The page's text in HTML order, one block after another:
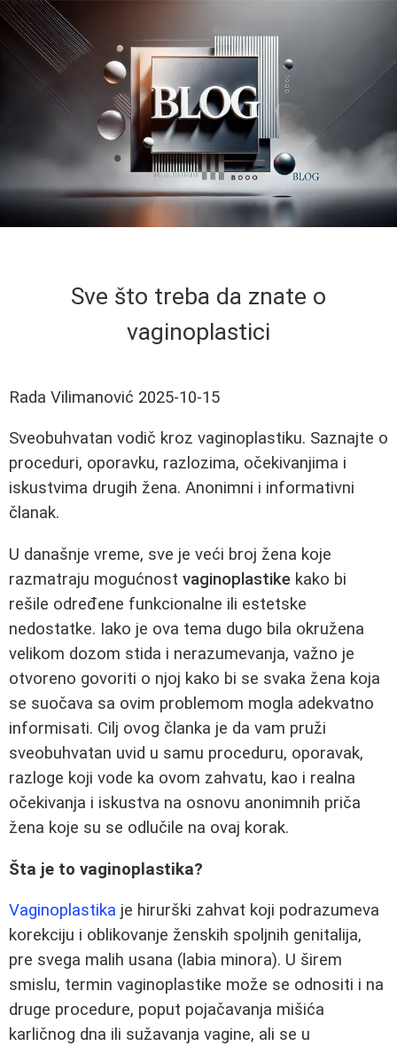
Sve što treba da znate o
vaginoplastici
Rada Vilimanović 2025-10-15
Sveobuhvatan vodič kroz vaginoplastiku. Saznajte o
proceduri, oporavku, razlozima, očekivanjima i
iskustvima drugih žena. Anonimni i informativni
članak.
U današnje vreme, sve je veći broj žena koje
razmatraju mogućnost vaginoplastike kako bi
rešile određene funkcionalne ili estetske
nedostatke. Iako je ova tema dugo bila okružena
velikom dozom stida i nerazumevanja, važno je
otvoreno govoriti o njoj kako bi se svaka žena koja
se suočava sa ovim problemom mogla adekvatno
informisati. Cilj ovog članka je da vam pruži
sveobuhvatan uvid u samu proceduru, oporavak,
razloge koji vode ka ovom zahvatu, kao i realna
očekivanja i iskustva na osnovu anonimnih priča
žena koje su se odlučile na ovaj korak.
Šta je to vaginoplastika?
Vaginoplastika je hirurški zahvat koji podrazumeva
korekciju i oblikovanje ženskih spoljnih genitalija,
pre svega malih usana (labia minora). U širem
smislu, termin vaginoplastike može se odnositi i na
druge procedure, poput pojačavanja mišića
karličnog dna ili sužavanja vagine, ali se u